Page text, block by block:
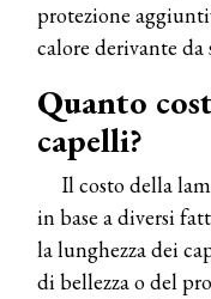
protezione
calore derivante
Quanto
capelli?
Il costo della
in base a diversi
la lunghezza dei
di bellezza o del